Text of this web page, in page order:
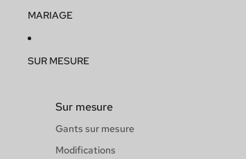
MARIAGE
SUR MESURE
Sur mesure
Gants sur mesure
Modifications